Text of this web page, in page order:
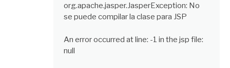
org.apache.jasper.JasperException: No
se puede compilar la clase para JSP
An error occurred at line: -1 in the jsp file:
null